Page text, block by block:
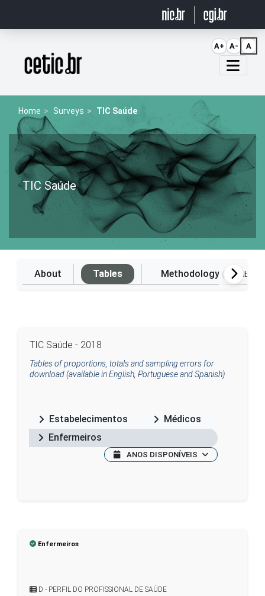
Página inicial
Home Surveys TIC Saúde
TIC Saúde
About Tables Methodology (Available
TIC Saúde - 2018
Tables of proportions, totals and sampling errors for
download (available in English, Portuguese and Spanish)
Estabelecimentos
Médicos
Enfermeiros
ANOS DISPONÍVEIS
Enfermeiros
D - PERFIL DO PROFISSIONAL DE SAÚDE
A+ A- A